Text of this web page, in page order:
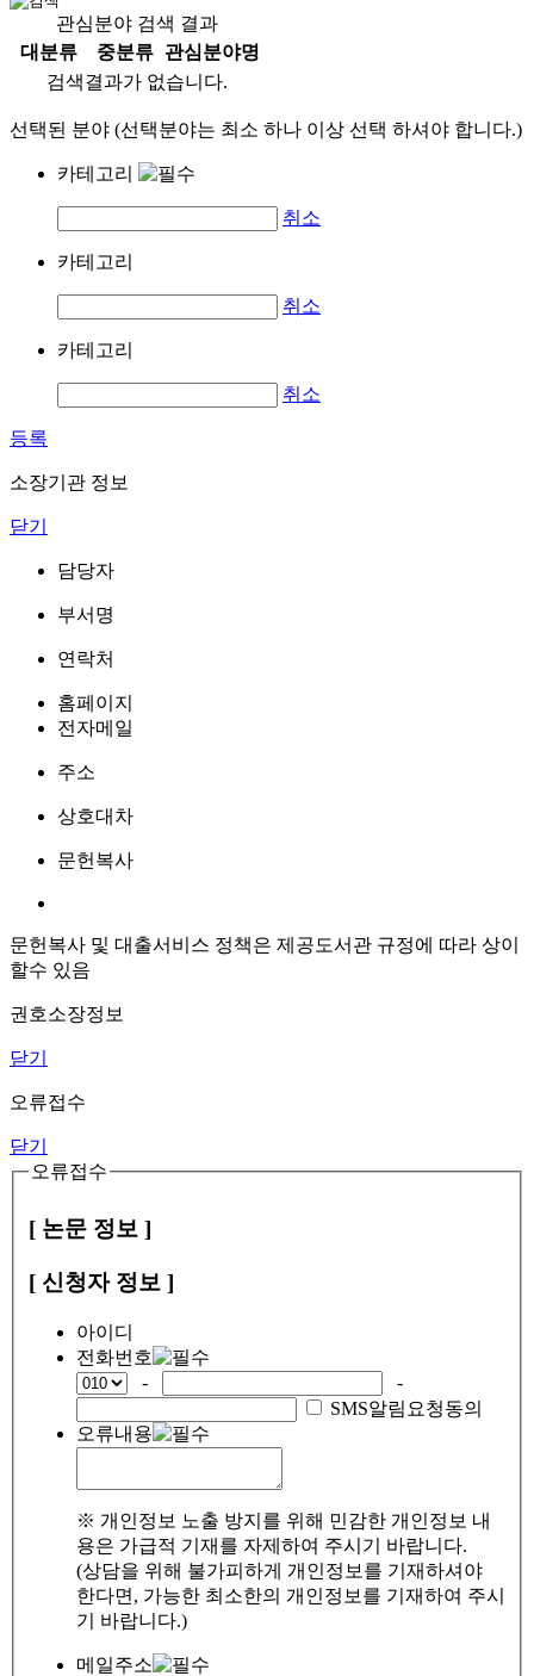
관심분야 검색 결과
대분류
중분류
관심분야명
검색결과가 없습니다.
선택된 분야 (선택분야는 최소 하나 이상 선택 하셔야 합니다.)
카테고리
취소
카테고리
취소
카테고리
취소
등록
소장기관 정보
닫기
담당자
부서명
연락처
홈페이지
전자메일
주소
상호대차
문헌복사
문헌복사 및 대출서비스 정책은 제공도서관 규정에 따라 상이
할수 있음
권호소장정보
닫기
오류접수
닫기
오류접수
[ 논문 정보 ]
[ 신청자 정보 ]
아이디
전화번호
-
-
SMS알림요청동의
오류내용
※ 개인정보 노출 방지를 위해 민감한 개인정보 내
용은 가급적 기재를 자제하여 주시기 바랍니다.
(상담을 위해 불가피하게 개인정보를 기재하셔야
한다면, 가능한 최소한의 개인정보를 기재하여 주시
기 바랍니다.)
메일주소